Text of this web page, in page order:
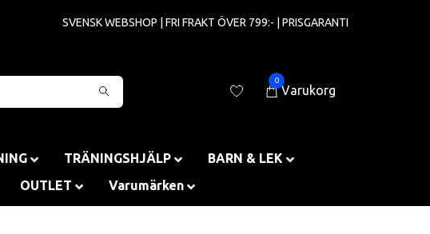
SVENSK WEBSHOP | FRI FRAKT ÖVER 799:- | PRISGARANTI
0
Varukorg
TRÄNINGSHJÄLP
BARN & LEK
OUTLET Varumärken